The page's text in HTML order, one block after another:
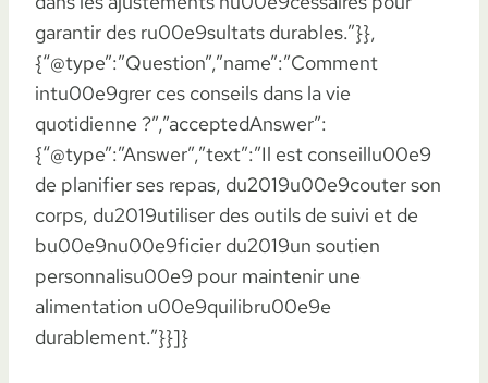
garantir des ru00e9sultats durables.”}},
{“@type”:”Question”,”name”:”Comment
intu00e9grer ces conseils dans la vie
quotidienne ?”,”acceptedAnswer”:
{“@type”:”Answer”,”text”:”Il est conseillu00e9
de planifier ses repas, du2019u00e9couter son
corps, du2019utiliser des outils de suivi et de
bu00e9nu00e9ficier du2019un soutien
personnalisu00e9 pour maintenir une
alimentation u00e9quilibru00e9e
durablement.”}}]}